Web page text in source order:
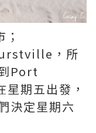
，所
Port
期五出發，
決定星期六